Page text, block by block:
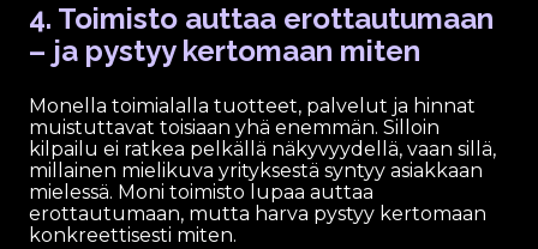
4. Toimisto auttaa erottautumaan
– ja pystyy kertomaan miten
Monella toimialalla tuotteet, palvelut ja hinnat
muistuttavat toisiaan yhä enemmän. Silloin
kilpailu ei ratkea pelkällä näkyvyydellä, vaan sillä,
millainen mielikuva yrityksestä syntyy asiakkaan
mielessä. Moni toimisto lupaa auttaa
erottautumaan, mutta harva pystyy kertomaan
konkreettisesti miten.